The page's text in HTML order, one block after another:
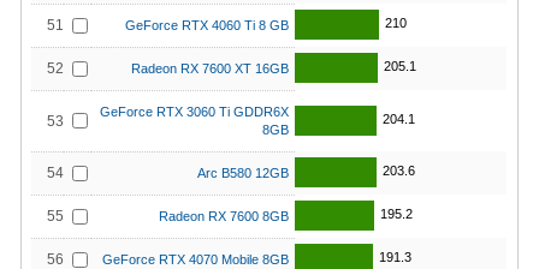
51 GeForce RTX 4060 Ti 8 GB 210
52 Radeon RX 7600 XT 16GB 205.1
53
GeForce RTX 3060 Ti GDDR6X
8GB
204.1
54 Arc B580 12GB 203.6
55 Radeon RX 7600 8GB 195.2
56 GeForce RTX 4070 Mobile 8GB 191.3